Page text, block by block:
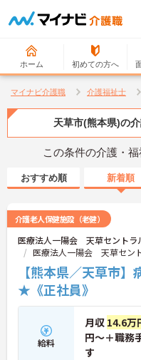
ホーム 初めての方へ
マイナビ介護職 介護福祉士
天草市(熊本県)の
この条件の介護・
おすすめ順 新着順
介護老人保健施設（老健）
医療法人一陽会 天草セントラ
医療法人一陽会 天草セン
【熊本県／天草市
★《正社員》
給料
月収 14.6万
円～＋職務
す